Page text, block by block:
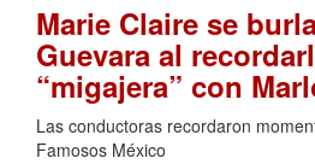
Marie Claire se
Guevara al
“migajera” con
Las conductoras recordaron
Famosos México